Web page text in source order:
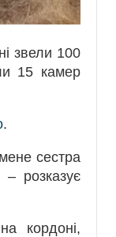
звели 100
15 камер
.
сестра
розказує
кордоні,